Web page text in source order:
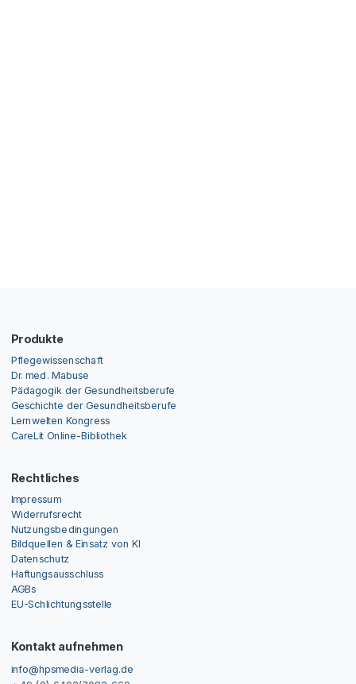
Produkte
Pflegewissenschaft
Dr. med. Mabuse
Pädagogik der Gesundheitsberufe
Geschichte der Gesundheitsberufe
Lernwelten Kongress
CareLit Online-Bibliothek
Rechtliches
Impressum
Widerrufsrecht
Nutzungsbedingungen
Bildquellen & Einsatz von KI
Datenschutz
Haftungsausschluss
AGBs
EU-Schlichtungsstelle
Kontakt aufnehmen
info@hpsmedia-verlag.de